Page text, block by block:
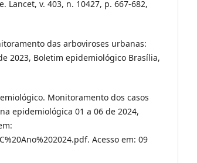
Lancet, v. 403, n. 10427, p. 667-682,
das arboviroses urbanas:
2023, Boletim epidemiológico Brasília,
Monitoramento dos casos
epidemiológica 01 a 06 de 2024,
Acesso em: 09